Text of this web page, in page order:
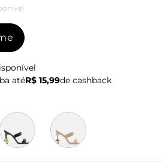
atéR$ 15,99de cashback